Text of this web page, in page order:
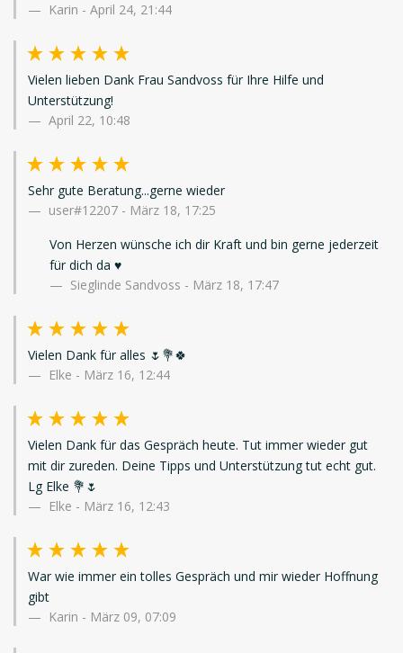
Karin - April 24, 21:44
Vielen lieben Dank Frau Sandvoss für Ihre Hilfe und
Unterstützung!
April 22, 10:48
Sehr gute Beratung...gerne wieder
user#12207 - März 18, 17:25
Von Herzen wünsche ich dir Kraft und bin gerne jederzeit
für dich da ♥️
Sieglinde Sandvoss - März 18, 17:47
Vielen Dank für alles 🌷💐🍀
Elke - März 16, 12:44
Vielen Dank für das Gespräch heute. Tut immer wieder gut
mit dir zureden. Deine Tipps und Unterstützung tut echt gut.
Lg Elke 💐🌷
Elke - März 16, 12:43
War wie immer ein tolles Gespräch und mir wieder Hoffnung
gibt
Karin - März 09, 07:09